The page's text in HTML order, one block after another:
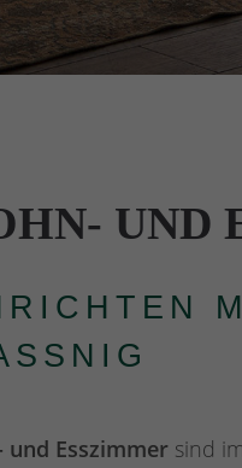
UND
und Esszimmer sind